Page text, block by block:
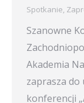
Spotkanie,
Szanowne
Akademia
zaprasza do
konferencji